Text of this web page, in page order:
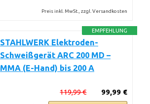
Preis inkl. MwSt., zzgl. Versandkosten
EMPFEHLUNG
STAHLWERK Elektroden-
Schweißgerät ARC 200 MD –
MMA (E-Hand) bis 200 A
99,99 €
119,99 €